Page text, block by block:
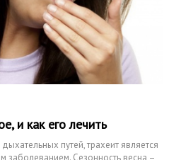
и как его лечить
путей, трахеит является
заболеванием. Сезонность весна –